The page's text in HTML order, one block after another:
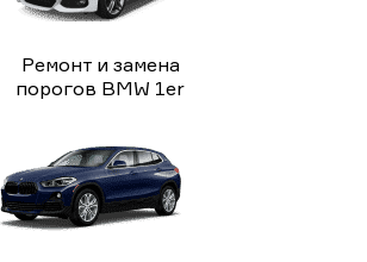
Ремонт и замена
порогов BMW 1er